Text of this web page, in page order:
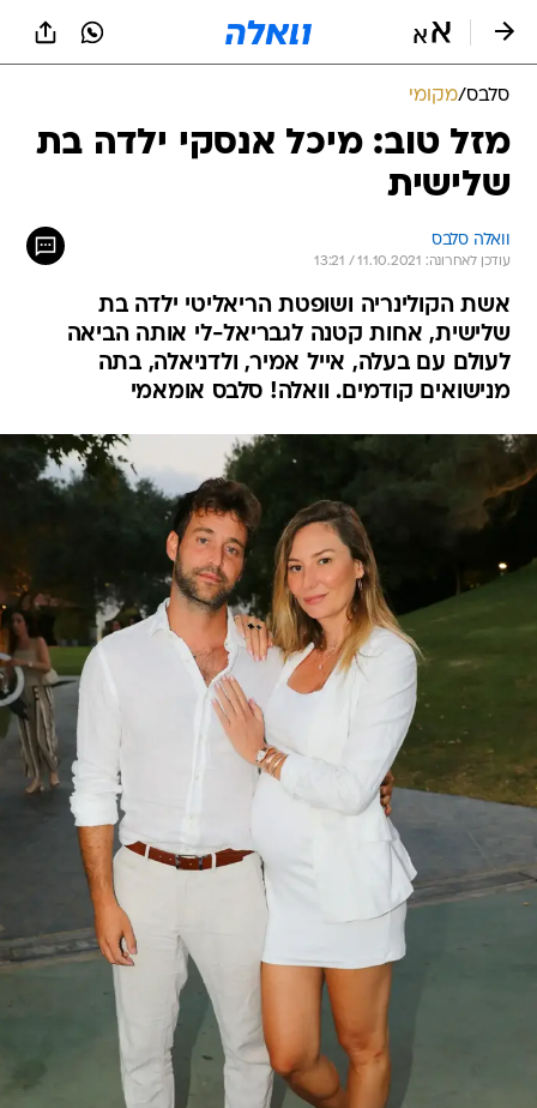
סלבס/מקומי
מזל טוב: מיכל אנסקי ילדה בת
שלישית
וואלה סלבס
עודכן לאחרונה: 11.10.2021 / 13:21
אשת הקולינריה ושופטת הריאליטי ילדה בת
שלישית, אחות קטנה לגבריאל-לי אותה הביאה
לעולם עם בעלה, אייל אמיר, ולדניאלה, בתה
מנישואים קודמים. וואלה! סלבס אומאמי